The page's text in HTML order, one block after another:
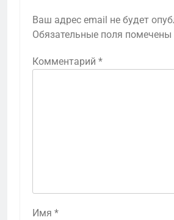
Ваш адрес email не будет
Обязательные поля помечены
Комментарий *
Имя *